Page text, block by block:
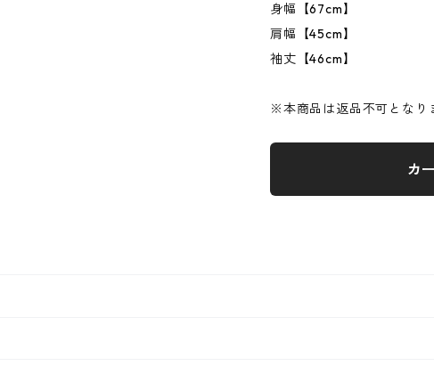
身幅【67cm】
肩幅【45cm】
袖丈【46cm】
※本商品は返品不可となり
カ